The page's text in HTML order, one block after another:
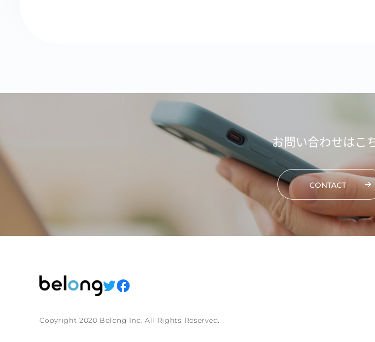
お問い合わせはこ
CONTACT
Copyright 2020 Belong Inc. All Rights Reserved.